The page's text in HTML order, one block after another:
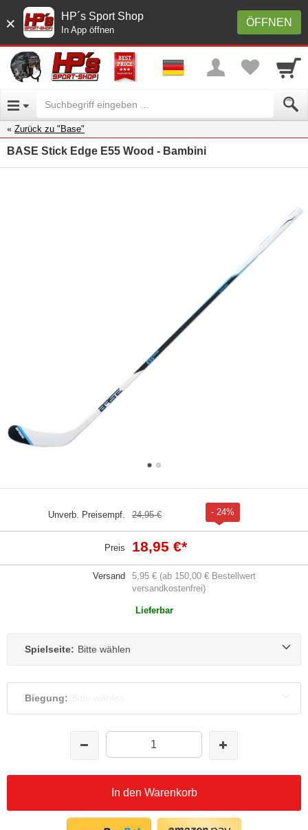
× ÖFFNEN
HP´s Sport Shop
In App öffnen
Zurück zu "Base"
BASE Stick Edge E55 Wood - Bambini
Unverb. Preisempf. 24,95 € - 24%
Preis 18,95 €*
Versand
5,95 € (ab 150,00 € Bestellwert
versandkostenfrei)
Lieferbar
Spielseite: Bitte wählen
Biegung:
In den Warenkorb